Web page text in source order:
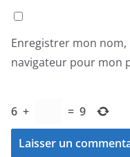
Enregistrer mon
navigateur pour mon
6 + = 9